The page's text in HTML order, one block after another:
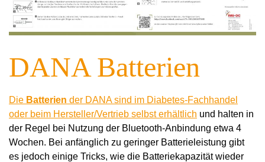
DANA Batterien
Die Batterien der DANA sind im Diabetes-Fachhandel
oder beim Hersteller/Vertrieb selbst erhältlich und halten in
der Regel bei Nutzung der Bluetooth-Anbindung etwa 4
Wochen. Bei anfänglich zu geringer Batterieleistung gibt
es jedoch einige Tricks, wie die Batteriekapazität wieder